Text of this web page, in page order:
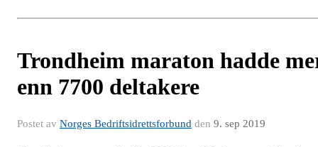
Trondheim maraton hadde
enn 7700 deltakere
Postet av Norges Bedriftsidrettsforbund den 9. sep 2019